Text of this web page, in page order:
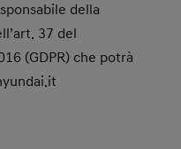
della
37 del
(GDPR) che potrà